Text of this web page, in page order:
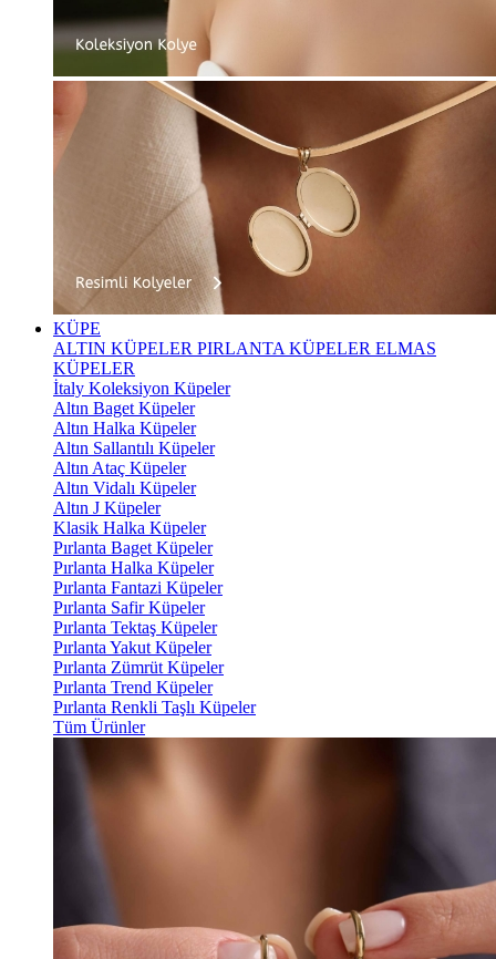
KÜPE
ALTIN KÜPELER PIRLANTA KÜPELER ELMAS
KÜPELER
İtaly Koleksiyon Küpeler
Altın Baget Küpeler
Altın Halka Küpeler
Altın Sallantılı Küpeler
Altın Ataç Küpeler
Altın Vidalı Küpeler
Altın J Küpeler
Klasik Halka Küpeler
Pırlanta Baget Küpeler
Pırlanta Halka Küpeler
Pırlanta Fantazi Küpeler
Pırlanta Safir Küpeler
Pırlanta Tektaş Küpeler
Pırlanta Yakut Küpeler
Pırlanta Zümrüt Küpeler
Pırlanta Trend Küpeler
Pırlanta Renkli Taşlı Küpeler
Tüm Ürünler